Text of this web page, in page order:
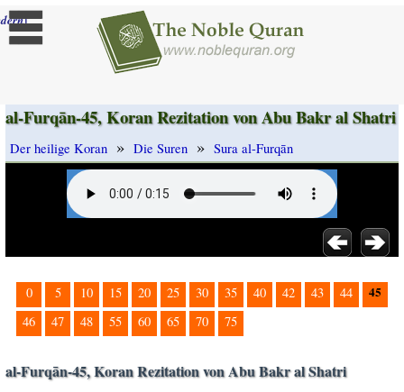
]
al-Furqān-45, Koran Rezitation von Abu Bakr al Shatri
Der heilige Koran » Die Suren » Sura al-Furqān
0 5 10 15 20 25 30 35 40 42 43 44 45
46 47 48 55 60 65 70 75
al-Furqān-45, Koran Rezitation von Abu Bakr al Shatri